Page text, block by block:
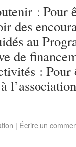
: Pour
des
au
de
:
| Écrire un